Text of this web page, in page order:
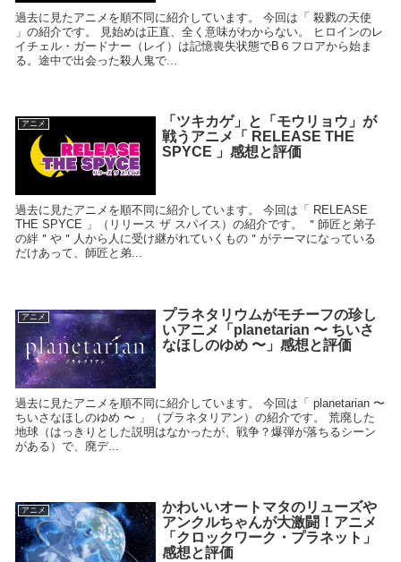
過去に見たアニメを順不同に紹介しています。 今回は「 殺戮の天使
」の紹介です。 見始めは正直、全く意味がわからない。 ヒロインのレ
イチェル・ガードナー（レイ）は記憶喪失状態でB６フロアから始ま
る。途中で出会った殺人鬼で...
アニメ
「ツキカゲ」と「モウリョウ」が
戦うアニメ「 RELEASE THE
SPYCE 」感想と評価
過去に見たアニメを順不同に紹介しています。 今回は「 RELEASE
THE SPYCE 」（リリース ザ スパイス）の紹介です。 ＂師匠と弟子
の絆＂や＂人から人に受け継がれていくもの＂がテーマになっている
だけあって、師匠と弟...
アニメ
プラネタリウムがモチーフの珍し
いアニメ「planetarian 〜 ちいさ
なほしのゆめ 〜」感想と評価
過去に見たアニメを順不同に紹介しています。 今回は「 planetarian 〜
ちいさなほしのゆめ 〜 」（プラネタリアン）の紹介です。 荒廃した
地球（はっきりとした説明はなかったが、戦争？爆弾が落ちるシーン
がある）で、廃デ...
アニメ
かわいいオートマタのリューズや
アンクルちゃんが大激闘！アニメ
「クロックワーク・プラネット」
感想と評価